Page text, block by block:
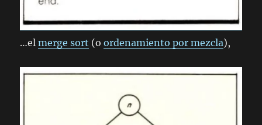
…elmerge sort (oordenamiento por mezcla),